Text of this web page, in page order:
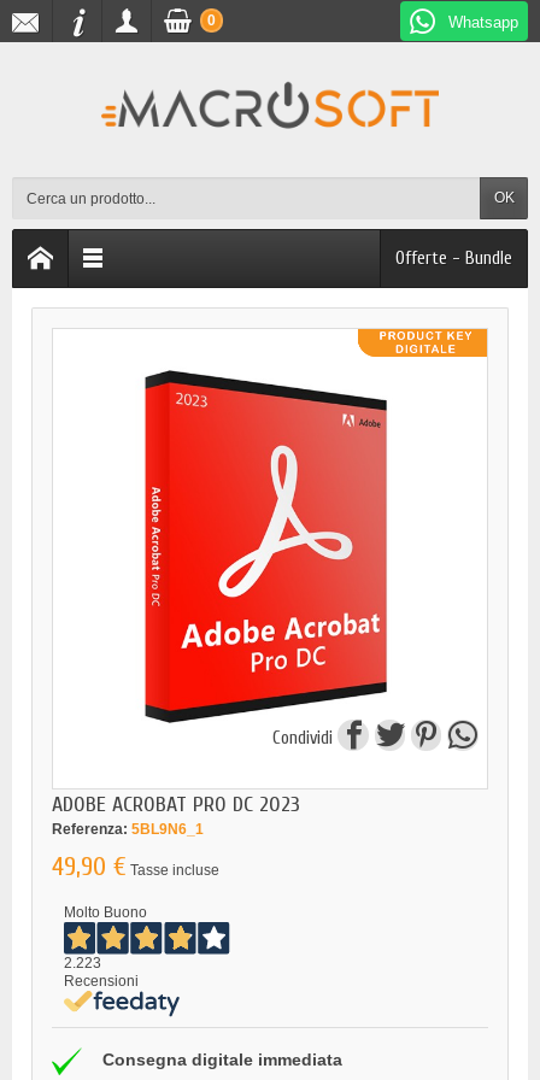
Whatsapp
OK
0
Offerte - Bundle
Condividi
ADOBE ACROBAT PRO DC 2023
Referenza: 5BL9N6_1
49,90 € Tasse incluse
Molto Buono
2.223
Recensioni
Consegna digitale immediata